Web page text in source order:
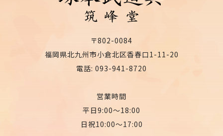
〒802-0084
福岡県北九州市小倉北区香春口1-11-20
電話: 093-941-8720
営業時間
平日9:00〜18:00
日祝10:00〜17:00